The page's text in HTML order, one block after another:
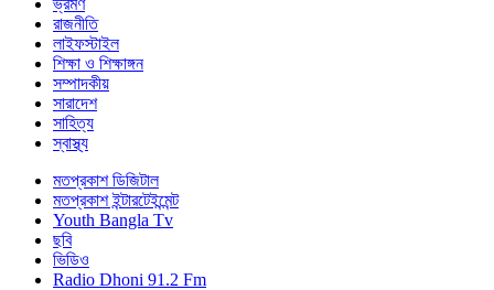
ভ্রমণ
রাজনীতি
লাইফস্টাইল
শিক্ষা ও শিক্ষাঙ্গন
সম্পাদকীয়
সারাদেশ
সাহিত্য
স্বাস্থ্য
মতপ্রকাশ ডিজিটাল
মতপ্রকাশ ইন্টারটেইন্মেন্ট
Youth Bangla Tv
ছবি
ভিডিও
Radio Dhoni 91.2 Fm